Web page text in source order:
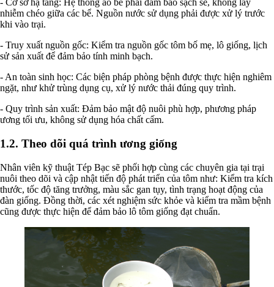
- Cơ sở hạ tầng: Hệ thống ao bể phải đảm bảo sạch sẽ, không lây
nhiễm chéo giữa các bể. Nguồn nước sử dụng phải được xử lý trước
khi vào trại.
- Truy xuất nguồn gốc: Kiểm tra nguồn gốc tôm bố mẹ, lô giống, lịch
sử sản xuất để đảm bảo tính minh bạch.
- An toàn sinh học: Các biện pháp phòng bệnh được thực hiện nghiêm
ngặt, như khử trùng dụng cụ, xử lý nước thải đúng quy trình.
- Quy trình sản xuất: Đảm bảo mật độ nuôi phù hợp, phương pháp
ương tối ưu, không sử dụng hóa chất cấm.
1.2. Theo dõi quá trình ương giống
Nhân viên kỹ thuật Tép Bạc sẽ phối hợp cùng các chuyên gia tại trại
nuôi theo dõi và cập nhật tiến độ phát triển của tôm như: Kiểm tra kích
thước, tốc độ tăng trưởng, màu sắc gan tụy, tình trạng hoạt động của
đàn giống. Đồng thời, các xét nghiệm sức khỏe và kiểm tra mầm bệnh
cũng được thực hiện để đảm bảo lô tôm giống đạt chuẩn.